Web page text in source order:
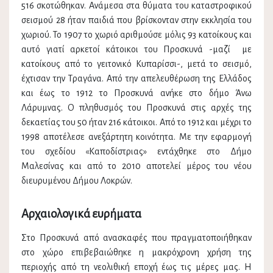
516 σκοτώθηκαν. Ανάμεσα στα θύματα του καταστροφικού
σεισμού 28 ήταν παιδιά που βρίσκονταν στην εκκλησία του
χωριού. Το 1907 το χωριό αριθμούσε μόλις 93 κατοίκους και
αυτό γιατί αρκετοί κάτοικοι του Προσκυνά -μαζί με
κατοίκους από το γειτονικό Κυπαρίσσι-, μετά το σεισμό,
έχτισαν την Τραγάνα. Από την απελευθέρωση της Ελλάδος
και έως το 1912 το Προσκυνά ανήκε στο δήμο Άνω
Λάρυμνας. Ο πληθυσμός του Προσκυνά στις αρχές της
δεκαετίας του 50 ήταν 216 κάτοικοι. Από το 1912 και μέχρι το
1998 αποτέλεσε ανεξάρτητη κοινότητα. Με την εφαρμογή
του σχεδίου «Καποδίστριας» εντάχθηκε στο Δήμο
Μαλεσίνας και από το 2010 αποτελεί μέρος του νέου
διευρυμένου Δήμου Λοκρών.
Αρχαιολογικά ευρήματα
Στο Προσκυνά από ανασκαφές που πραγματοποιήθηκαν
στο χώρο επιβεβαιώθηκε η μακρόχρονη χρήση της
περιοχής από τη νεολιθική εποχή έως τις μέρες μας. Η